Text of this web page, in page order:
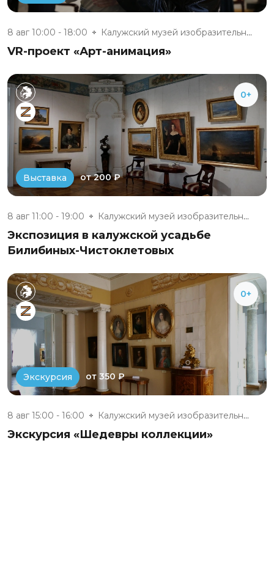
8 авг 10:00 - 18:00 Калужский музей изобразительны...
VR-проект «Арт-анимация»
0+
Выставка от 200 ₽
8 авг 11:00 - 19:00 Калужский музей изобразительны...
Экспозиция в калужской усадьбе
Билибиных-Чистоклетовых
0+
Экскурсия от 350 ₽
8 авг 15:00 - 16:00 Калужский музей изобразительны...
Экскурсия «Шедевры коллекции»